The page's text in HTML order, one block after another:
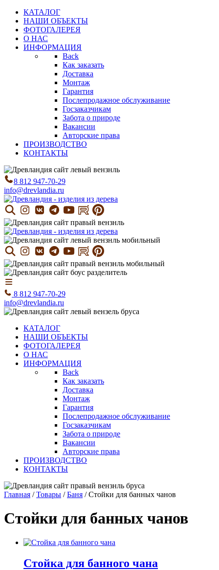
КАТАЛОГ
НАШИ ОБЪЕКТЫ
ФОТОГАЛЕРЕЯ
О НАС
ИНФОРМАЦИЯ
Back
Как заказать
Доставка
Монтаж
Гарантия
Послепродажное обслуживание
Госзаказчикам
Забота о природе
Вакансии
Авторские права
ПРОИЗВОДСТВО
КОНТАКТЫ
8 812 947-70-29
info@drevlandia.ru
8 812 947-70-29
info@drevlandia.ru
КАТАЛОГ
НАШИ ОБЪЕКТЫ
ФОТОГАЛЕРЕЯ
О НАС
ИНФОРМАЦИЯ
Back
Как заказать
Доставка
Монтаж
Гарантия
Послепродажное обслуживание
Госзаказчикам
Забота о природе
Вакансии
Авторские права
ПРОИЗВОДСТВО
КОНТАКТЫ
Главная /Товары /Баня /Стойки для банных чанов
Стойки для банных чанов
Стойка для банного чана